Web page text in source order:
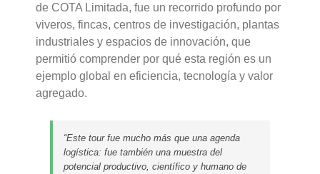
de COTA Limitada, fue un recorrido profundo por
viveros, fincas, centros de investigación, plantas
industriales y espacios de innovación, que
permitió comprender por qué esta región es un
ejemplo global en eficiencia, tecnología y valor
agregado.
“Este tour fue mucho más que una agenda
logística: fue también una muestra del
potencial productivo, científico y humano de